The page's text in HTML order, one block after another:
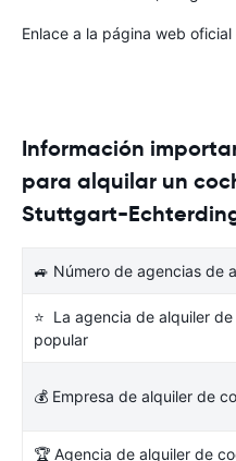
Enlace a la página web oficial
Información
para alquilar un
Stuttgart-
🚙 Número de agencias de
⭐ La agencia de alquiler
popular
💰 Empresa de alquiler de
🏆 Agencia de alquiler de